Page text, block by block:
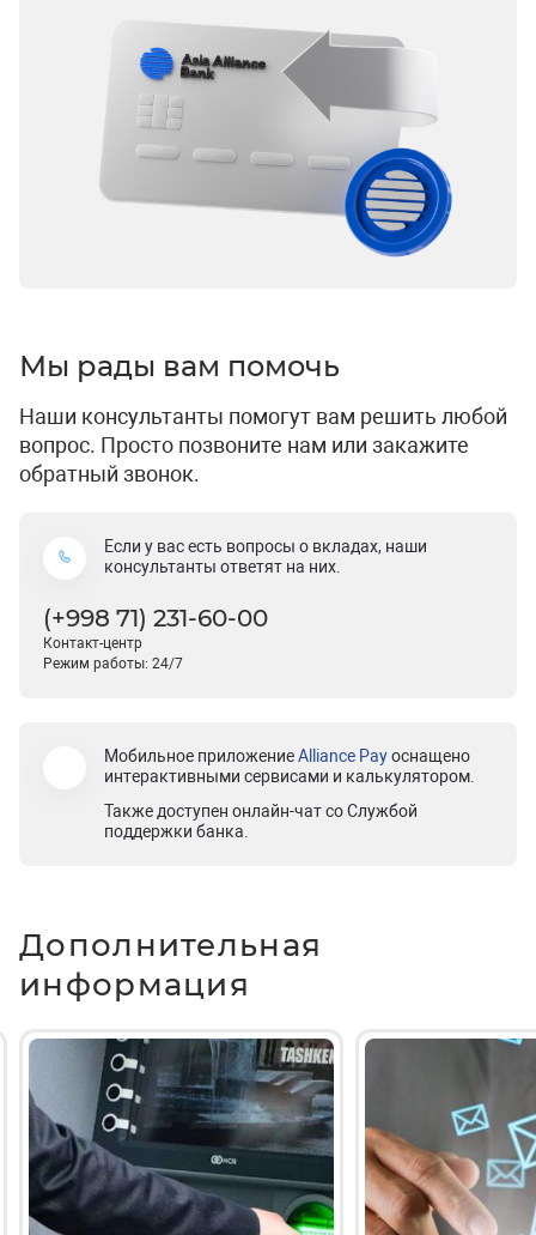
Мы рады вам помочь
Наши консультанты помогут вам решить любой
вопрос. Просто позвоните нам или закажите
обратный звонок.
Если у вас есть вопросы о вкладах, наши
консультанты ответят на них.
(+998 71) 231-60-00
Контакт-центр
Режим работы: 24/7
Мобильное приложениеAlliance Payоснащено
интерактивными сервисами и калькулятором.
Также доступен онлайн-чат со Службой
поддержки банка.
Дополнительная
информация